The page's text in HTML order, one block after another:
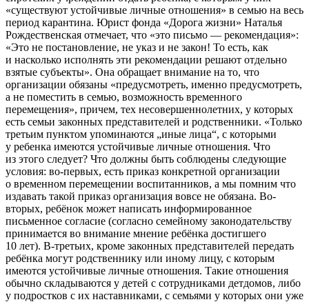
«существуют устойчивые личные отношения» в семью на весь
период карантина. Юрист фонда «Дорога жизни» Наталья
Рождественская отмечает, что «это письмо — рекомендация»:
«Это не постановление, не указ и не закон! То есть, как
и насколько исполнять эти рекомендации решают отдельно
взятые субъекты». Она обращает внимание на то, что
организации обязаны «предусмотреть, именно предусмотреть,
а не поместить в семью, возможность временного
перемещения», причем, тех несовершеннолетних, у которых
есть семьи законных представителей и родственники. «Только
третьим пунктом упоминаются „иные лица“, с которыми
у ребенка имеются устойчивые личные отношения. Что
из этого следует? Что должны быть соблюдены следующие
условия: во-первых, есть приказ конкретной организации
о временном перемещении воспитанников, а мы помним что
издавать такой приказ организация вовсе не обязана. Во-
вторых, ребёнок может написать информированное
письменное согласие (согласно семейному законодательству
принимается во внимание мнение ребёнка достигшего
10 лет). В-третьих, кроме законных представителей передать
ребёнка могут родственнику или иному лицу, с которым
имеются устойчивые личные отношения. Такие отношения
обычно складываются у детей с сотрудниками детдомов, либо
у подростков с их наставниками, с семьями у которых они уже